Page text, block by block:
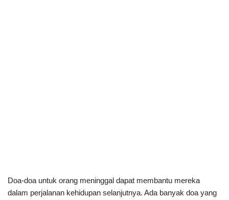
Doa-doa untuk orang meninggal dapat membantu mereka
dalam perjalanan kehidupan selanjutnya. Ada banyak doa yang